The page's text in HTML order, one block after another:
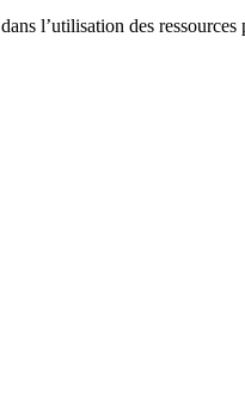
l’utilisation des